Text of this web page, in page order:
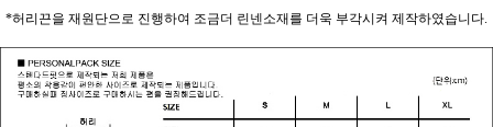
*허리끈을 재원단으로 진행하여 조금더 린넨소재를 더욱 부각시켜 제작하였습니다.